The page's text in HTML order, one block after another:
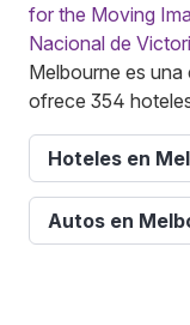
for the Moving
Nacional de
Melbourne es una
ofrece 354
Hoteles en
Autos en